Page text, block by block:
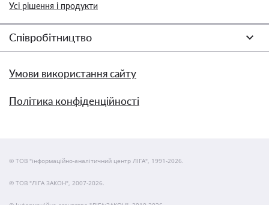
Усі рішення і продукти
Співробітництво
Умови використання сайту
Політика конфіденційності
© ТОВ "інформаційно-аналітичний центр ЛІГА", 1991-2026.
© ТОВ "ЛІГА ЗАКОН", 2007-2026.